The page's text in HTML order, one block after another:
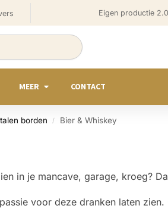
Eigen productie
MEER CONTACT
borden / Bier & Whiskey
in je mancave, garage, kroeg?
voor deze dranken laten